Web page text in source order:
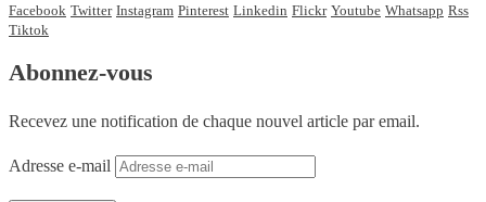
Facebook Twitter Instagram Pinterest Linkedin Flickr Youtube Whatsapp Rss
Tiktok
Abonnez-vous
Recevez une notification de chaque nouvel article par email.
Adresse e-mail